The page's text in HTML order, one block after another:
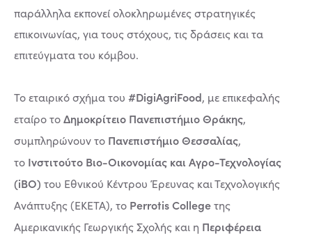
παράλληλα εκπονεί ολοκληρωμένες στρατηγικές
επικοινωνίας, για τους στόχους, τις δράσεις και τα
επιτεύγματα του κόμβου.
Το εταιρικό σχήμα του #DigiAgriFood, με επικεφαλής
εταίρο τοΔημοκρίτειο Πανεπιστήμιο Θράκης,
συμπληρώνουν το Πανεπιστήμιο Θεσσαλίας,
το Ινστιτούτο Βιο-Οικονομίας και Αγρο-Τεχνολογίας
(iBO) του Εθνικού Κέντρου Έρευνας και Τεχνολογικής
Ανάπτυξης (ΕΚΕΤΑ), το Perrotis Collegeτης
Αμερικανικής Γεωργικής Σχολής και η Περιφέρεια